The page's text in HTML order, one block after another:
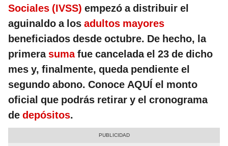
Sociales (IVSS) empezó a distribuir el
aguinaldo a los adultos mayores
beneficiados desde octubre. De hecho, la
primerasumafue cancelada el 23 de dicho
mes y, finalmente, queda pendiente el
segundo abono. Conoce AQUÍ el monto
oficial que podrás retirar y el cronograma
de depósitos.